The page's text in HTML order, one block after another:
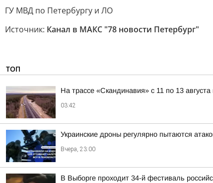
ГУ МВД по Петербургу и ЛО
Источник: Канал в МАКС "78 новости Петербург"
ТОП
На трассе «Скандинавия» с 11 по 13
03:42
Украинские дроны регулярно пытаются
Вчера, 23:00
В Выборге проходит 34-й фестиваль